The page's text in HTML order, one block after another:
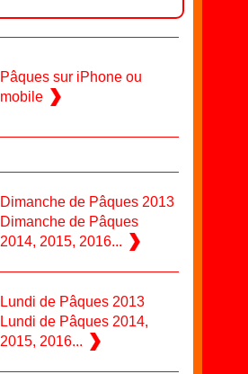
Pâques sur iPhone ou
mobile
Dimanche de Pâques 2013
Dimanche de Pâques
2014, 2015, 2016...
Lundi de Pâques 2013
Lundi de Pâques 2014,
2015, 2016...